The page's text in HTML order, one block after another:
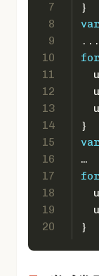
7
8
9
10
11
12
13
14
15
16
17
18
19
20
}
var
...
for
}
var
…
for
}